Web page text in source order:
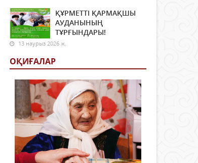
ҚҰРМЕТТІ ҚАРМАҚШЫ
АУДАНЫНЫҢ
ТҰРҒЫНДАРЫ!
13 наурыз 2026 ж.
ОҚИҒАЛАР